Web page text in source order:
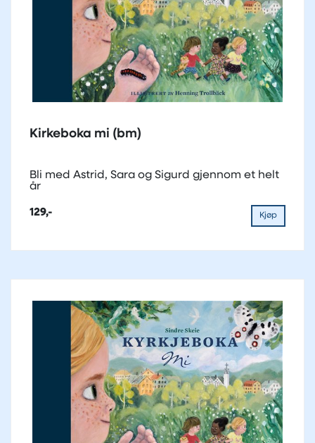
Kirkeboka mi (bm)
Bli med Astrid, Sara og Sigurd gjennom et helt
år
129,- Kjøp